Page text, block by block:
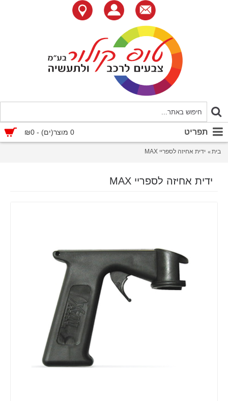
0 מוצר(ים) - ₪0 תפריט
בית ידית אחיזה לספריי MAX
ידית אחיזה לספריי MAX